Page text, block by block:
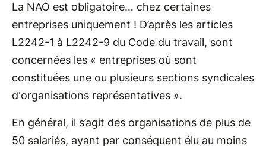
La NAO est obligatoire… chez certaines
entreprises uniquement ! D’après les articles
L2242-1 à L2242-9 du Code du travail, sont
concernées les « entreprises où sont
constituées une ou plusieurs sections syndicales
d'organisations représentatives ».
En général, il s’agit des organisations de plus de
50 salariés, ayant par conséquent élu au moins